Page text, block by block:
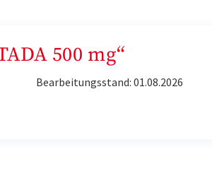
500 mg“
Bearbeitungsstand: 01.08.2026